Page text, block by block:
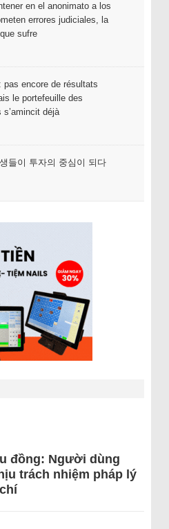
en el anonimato a los
errores judiciales, la
sufre
pas encore de résultats
le portefeuille des
déjà
들이 투자의 중심이 되다
đồng: Người dùng
trách nhiệm pháp lý